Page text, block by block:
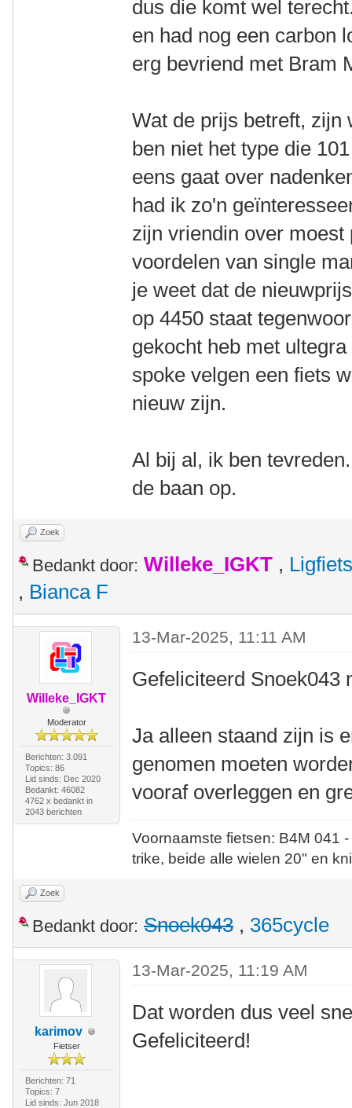
dus die komt wel
en had nog een carbon
erg bevriend met Bram
Wat de prijs betreft,
ben niet het type die
eens gaat over
had ik zo'n
zijn vriendin over
voordelen van single
je weet dat de
op 4450 staat
gekocht heb met
spoke velgen een fiets
nieuw zijn.
Al bij al, ik ben
de baan op.
Zoek
Bedankt door: Willeke_IGKT ,
, Bianca F
Willeke_IGKT
Moderator
Berichten: 3.091
Topics: 86
Lid sinds: Dec 2020
Bedankt: 46082
4762 x bedankt in
2043 berichten
13-Mar-2025, 11:11 AM
Gefeliciteerd Snoek043
Ja alleen staand zijn is
genomen moeten
vooraf overleggen en
Voornaamste fietsen: B4M
trike, beide alle wielen 20" en
Zoek
Bedankt door: Snoek043 , 365cycle
karimov
Fietser
Berichten: 71
Topics: 7
Lid sinds: Jun 2018
13-Mar-2025, 11:19 AM
Dat worden dus veel
Gefeliciteerd!